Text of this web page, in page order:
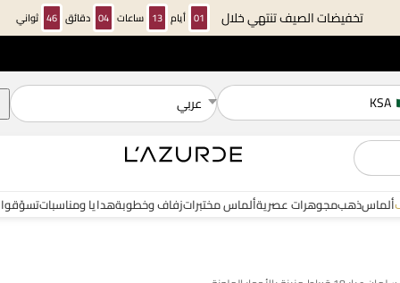
تخفيضات الصيف تنتهي خلال 01 أيام 13 ساعات 04 دقائق 46 ثواني
KSA عربي
ألماسذهبمجوهرات عصريةألماس مختبراتزفاف وخطوبةهدايا ومناسبات